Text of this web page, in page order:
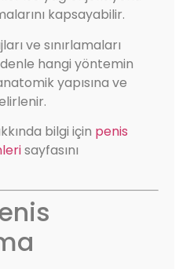
kapsayabilir.
ve sınırlamaları
hangi yöntemin
yapısına ve
bilgi için penis
sayfasını